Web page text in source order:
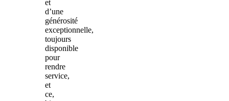
et
d’une
générosité
exceptionnelle,
toujours
disponible
pour
rendre
service,
et
ce,